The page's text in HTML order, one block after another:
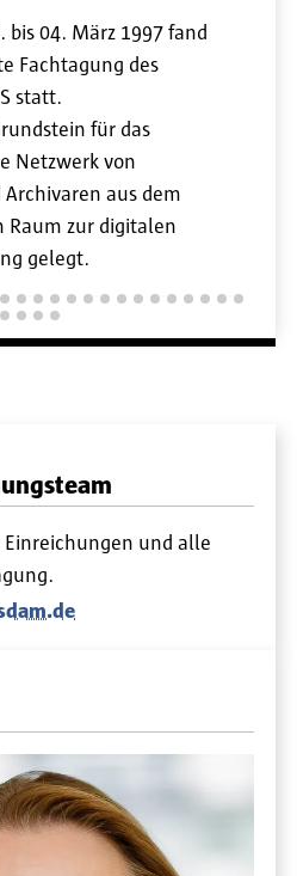
bis 04. März 1997 fand
Fachtagung des
statt.
für das
Netzwerk von
aus dem
Raum zur digitalen
gelegt.
und alle